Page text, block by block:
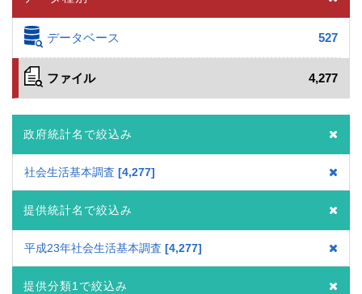
データベース 527
ファイル 4,277
政府統計名で絞込み
社会生活基本調査 4,277
提供統計名で絞込み
平成23年社会生活基本調査 4,277
提供分類1で絞込み